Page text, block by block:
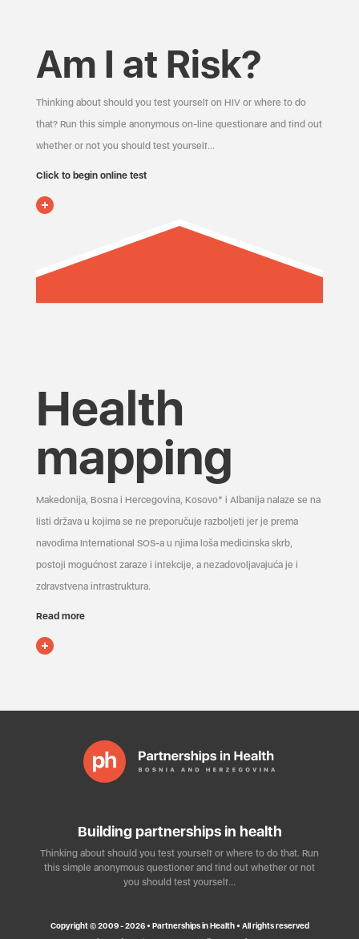
Am I at Risk?
Thinking about should you test yourself on HIV or where to do
that? Run this simple anonymous on-line questionare and find out
whether or not you should test yourself…
Click to begin online test
Health
mapping
Makedonija, Bosna i Hercegovina, Kosovo* i Albanija nalaze se na
listi država u kojima se ne preporučuje razboljeti jer je prema
navodima International SOS-a u njima loša medicinska skrb,
postoji mogućnost zaraze i infekcije, a nezadovoljavajuća je i
zdravstvena infrastruktura.
Read more
Building partnerships in health
Thinking about should you test yourself or where to do that. Run
this simple anonymous questioner and find out whether or not
you should test yourself…
Copyright © 2009 - 2026 • Partnerships in Health • All rights reserved